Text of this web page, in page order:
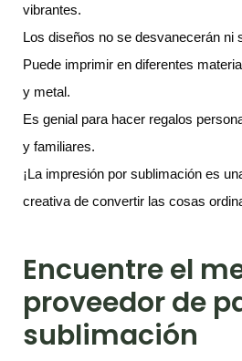
vibrantes.
Los diseños no se desvanecerán ni
Puede imprimir en diferentes
y metal.
Es genial para hacer regalos
y familiares.
¡La impresión por sublimación es
creativa de convertir las cosas
Encuentre el
proveedor de
sublimación